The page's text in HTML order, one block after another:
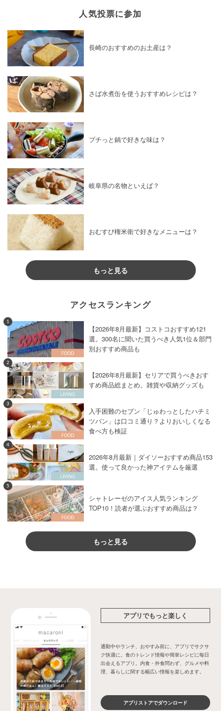
人気投票に参加
長崎のおすすめのお土産は？
さば水煮缶を使うおすすめレシピは？
プチっと鍋で好きな味は？
岐阜県の名物といえば？
おむすび権米衛で好きなメニューは？
もっと見る
アクセスランキング
1
【2026年8月最新】コストコおすすめ121
選。300名に聞いた買うべき人気1位＆部門
別おすすめ商品も
2
【2026年8月最新】セリアで買うべきおす
すめ商品総まとめ。雑貨や収納グッズも
3
入手困難のセブン「じゅわっとしたハチミ
ツパン」は口コミ通り？よりおいしくなる
食べ方も検証
4
2026年8月最新｜ダイソーおすすめ商品153
選。使って良かった神アイテムを厳選
5
シャトレーゼのアイス人気ランキング
TOP10！読者が選ぶおすすめ商品は？
もっと見る
アプリでもっと楽しく
通勤中やランチ、おやすみ前に、アプリでサクサ
ク快適に。食のトレンド情報や簡単レシピに毎日
出会えるアプリ。内食・外食問わず、グルメや料
理、暮らしに関する幅広い情報を楽しめます。
アプリストアでダウンロード